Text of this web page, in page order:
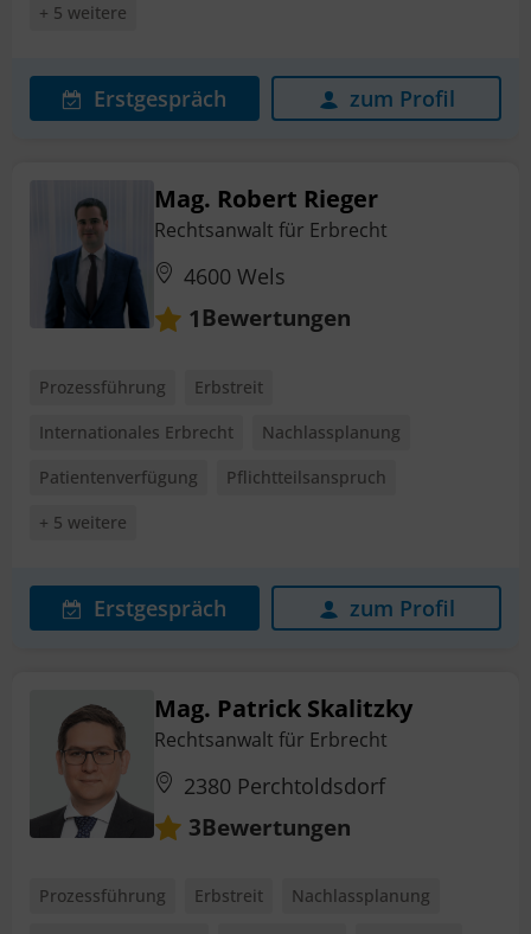
+ 5 weitere
Erstgespräch zum Profil
Mag. Robert Rieger
Rechtsanwalt für Erbrecht
4600 Wels
1Bewertungen
Prozessführung
Erbstreit
Internationales Erbrecht
Nachlassplanung
Patientenverfügung
Pflichtteilsanspruch
+ 5 weitere
Erstgespräch zum Profil
Mag. Patrick Skalitzky
Rechtsanwalt für Erbrecht
2380 Perchtoldsdorf
3Bewertungen
Prozessführung Erbstreit
Nachlassplanung